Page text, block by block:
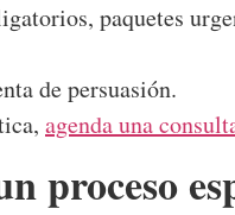
paquetes
de persuasión.
agenda una
proceso